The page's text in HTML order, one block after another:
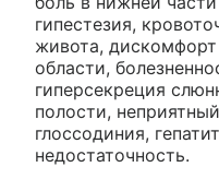
гипестезия,
живота, дискомфорт
области,
гиперсекреция
полости,
глоссодиния,
недостаточность.